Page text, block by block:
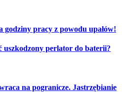
godziny pracy z powodu upałów!
perlator do baterii?
na pogranicze. Jastrzębianie